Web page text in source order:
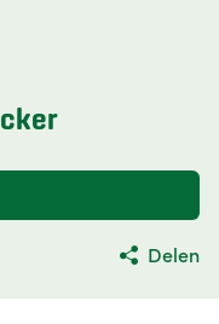
Delen